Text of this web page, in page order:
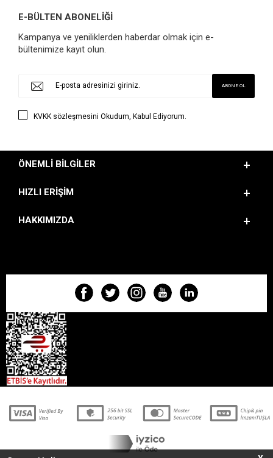
E-BÜLTEN ABONELİĞİ
Kampanya ve yeniliklerden haberdar olmak için e-
bültenimize kayıt olun.
KVKK sözleşmesini Okudum, Kabul Ediyorum.
ÖNEMLI BILGILER
HIZLI ERIŞIM
HAKKIMIZDA